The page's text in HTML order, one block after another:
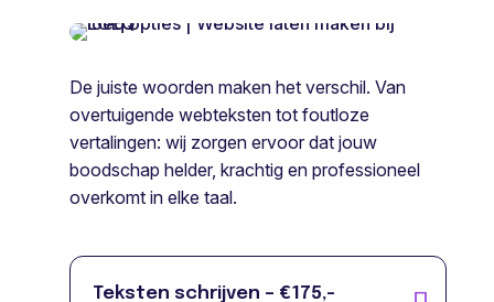
De juiste woorden maken het verschil. Van
overtuigende webteksten tot foutloze
vertalingen: wij zorgen ervoor dat jouw
boodschap helder, krachtig en professioneel
overkomt in elke taal.
Teksten schrijven – €175,-